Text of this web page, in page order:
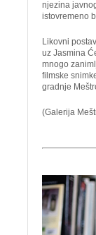
njezina
istovremeno
Likovni
uz Jasmina
mnogo
filmske
gradnje
(Galerija